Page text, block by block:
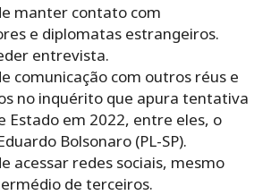
manter contato com
e diplomatas estrangeiros.
entrevista.
comunicação com outros réus e
no inquérito que apura tentativa
Estado em 2022, entre eles, o
Bolsonaro (PL-SP).
acessar redes sociais, mesmo
de terceiros.